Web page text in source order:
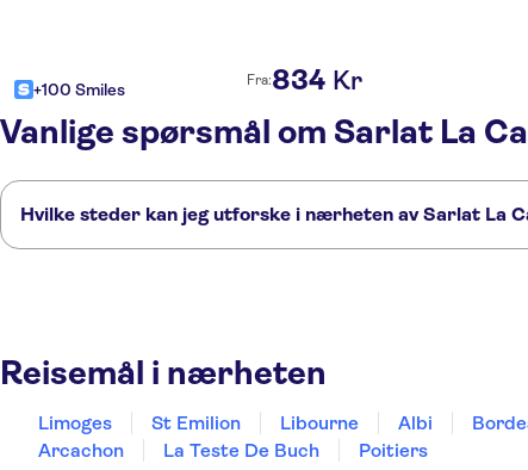
+100 Smiles Fra:834 Kr
Vanlige spørsmål om Sarlat La
Hvilke steder kan jeg utforske i nærheten av Sarlat La
Reisemål i nærheten
Limoges St Emilion Libourne Albi
Arcachon
La Teste De Buch
Poitiers